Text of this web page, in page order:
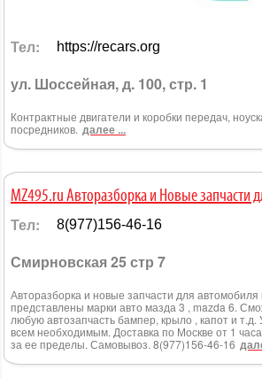
Тел: https://recars.org
ул. Шоссейная, д. 100, стр. 1
Контрактные двигатели и коробки передач,
посредников. далее ...
MZ495.ru Авторазборка и Новые запчасти
Тел: 8(977)156-46-16
Смирновская 25 стр 7
Авторазборка и новые запчасти для автомобиля
представлены марки авто мазда 3 , mazda 6. Сможем подобрать
любую автозапчасть бампер, крыло , капот и т.д.
всем необходимым. Доставка по Москве от 1 часа, отправляем по РФ и
за ее пределы. Самовывоз. 8(977)156-46-16